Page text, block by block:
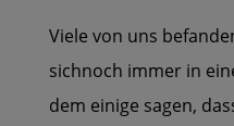
Viele von uns
sichnoch immer in
dem einige sagen,